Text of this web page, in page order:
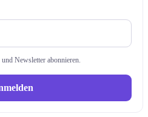
und Newsletter abonnieren.